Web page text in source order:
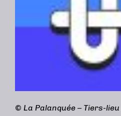
© La Palanquée – Tiers-